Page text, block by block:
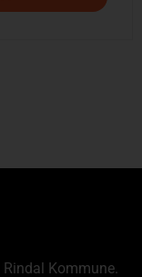
Kommune.